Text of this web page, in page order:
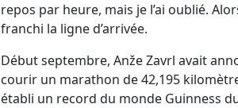
repos par heure, mais je l’ai oublié.
franchi la ligne d’arrivée.
Début septembre, Anže Zavrl avait
courir un marathon de 42,195
établi un record du monde Guinness